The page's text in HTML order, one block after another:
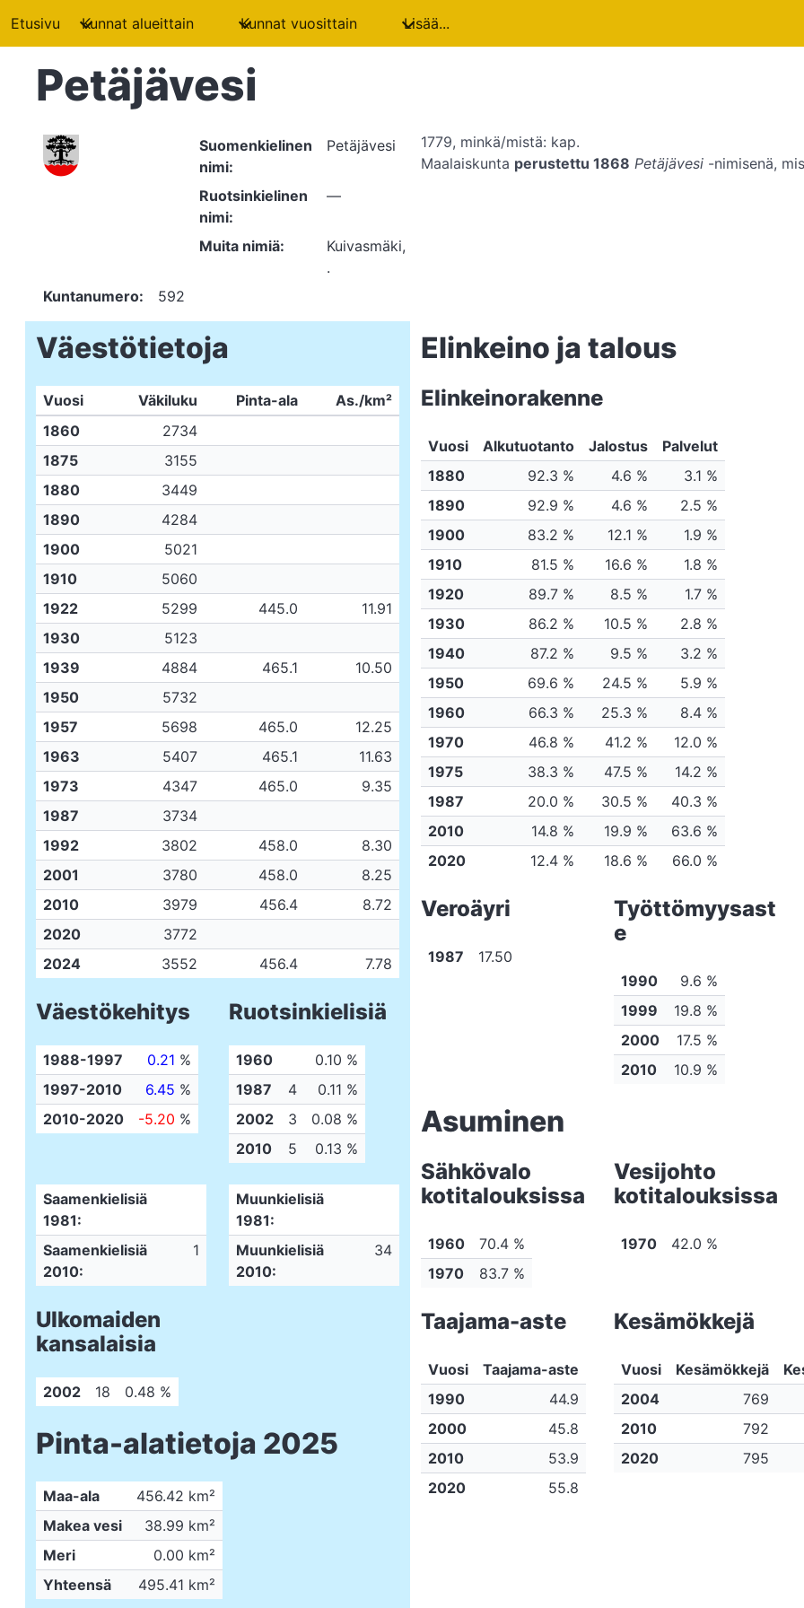
Etusivu Kunnat alueittain Kunnat vuosittain Lisää...
Petäjävesi
Suomenkielinen
nimi:
Petäjävesi
Ruotsinkielinen
nimi:
—
Muita nimiä:
Kuivasmäki,
.
Kuntanumero:
592
1779, minkä/mistä: kap.
Maalaiskunta perustettu 1868 Petäjävesi -nimisenä,
Väestötietoja
Vuosi Väkiluku Pinta-ala
As./km²
1860
2734
1875
3155
1880
3449
1890
4284
1900
5021
1910
5060
1922
5299 445.0
11.91
1930
5123
1939
4884 465.1
10.50
1950
5732
1957
5698 465.0
12.25
1963
5407 465.1
11.63
1973
4347 465.0
9.35
1987
3734
1992
3802 458.0
8.30
2001
3780 458.0
8.25
2010
3979 456.4
8.72
2020
3772
2024
3552 456.4 7.78
Väestökehitys
1988-1997 0.21 %
1997-2010
6.45 %
2010-2020
-5.20 %
Ruotsinkielisiä
1960
0.10 %
1987
4
0.11 %
2002
3
0.08 %
2010
5 0.13 %
Saamenkielisiä
1981:
Saamenkielisiä
2010:
1
Muunkielisiä
1981:
Muunkielisiä
2010:
34
Ulkomaiden
kansalaisia
2002 18 0.48 %
Pinta-alatietoja 2025
Maa-ala
456.42 km²
Makea vesi
38.99 km²
Meri
0.00 km²
Yhteensä
495.41 km²
Elinkeino ja talous
Elinkeinorakenne
Vuosi Alkutuotanto Jalostus
Palvelut
1880
92.3 % 4.6 %
3.1 %
1890
92.9 % 4.6 %
2.5 %
1900
83.2 % 12.1 %
1.9 %
1910
81.5 % 16.6 %
1.8 %
1920
89.7 % 8.5 %
1.7 %
1930
86.2 % 10.5 %
2.8 %
1940
87.2 % 9.5 %
3.2 %
1950
69.6 % 24.5 %
5.9 %
1960
66.3 % 25.3 %
8.4 %
1970
46.8 % 41.2 %
12.0 %
1975
38.3 % 47.5 %
14.2 %
1987
20.0 % 30.5 %
40.3 %
2010
14.8 % 19.9 %
63.6 %
2020
12.4 % 18.6 % 66.0 %
Veroäyri
1987 17.50
Työttömyysast
e
1990
9.6 %
1999
19.8 %
2000
17.5 %
2010
10.9 %
Asuminen
Sähkövalo
kotitalouksissa
1960
70.4 %
1970
83.7 %
Vesijohto
kotitalouksissa
1970 42.0 %
Taajama-aste
Vuosi
Taajama-aste
1990
44.9
2000
45.8
2010
53.9
2020
55.8
Kesämökkejä
Vuosi Kesämökkejä
2004
769
2010
792
2020
795